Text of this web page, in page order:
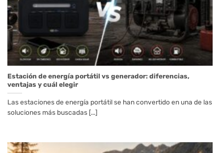
Estación de energía portátil vs generador: diferencias,
ventajas y cuál elegir
Las estaciones de energía portátil se han convertido en una de las
soluciones más buscadas [...]